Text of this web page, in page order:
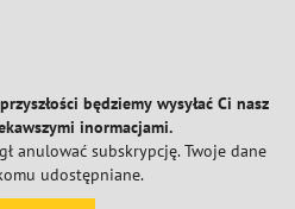
będziemy wysyłać Ci nasz
inormacjami.
anulować subskrypcję. Twoje dane
udostępniane.